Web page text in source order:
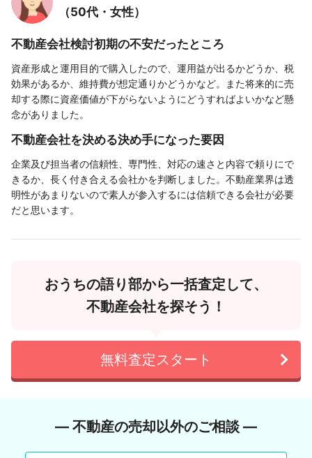
（50代・女性）
不動産会社検討初期の不安だったところ
資産形成と運用目的で購入したので、運用益が出るかどうか、税
効果があるか、維持費が想定通りかどうかなど。また将来的に売
却する際に資産価値が下がらないようにどうすればよいかなど懸
念がありました。
不動産会社を決める決め手になった要因
企業及び担当者の信頼性、専門性、対応の速さと内容で頼りにで
きるか、長く付き合える会社かを判断しました。不動産業界は透
明性があまりないので素人が参入するには信頼できる会社が必要
だと思います。
おうちの語り部から一括査定して、
不動産会社を探そう！
無料査定スタート
― 不動産の売却以外のご相談 ―